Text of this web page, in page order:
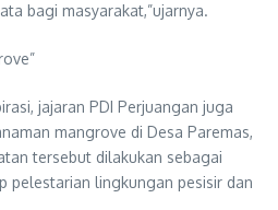
bagi masyarakat,”ujarnya.
jajaran PDI Perjuangan juga
mangrove di Desa Paremas,
tersebut dilakukan sebagai
pelestarian lingkungan pesisir dan